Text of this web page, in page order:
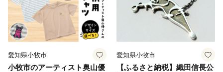
愛知県小牧市
小牧市のアーティスト奥山優
愛知県小牧市
【ふるさと納税】織田信長公